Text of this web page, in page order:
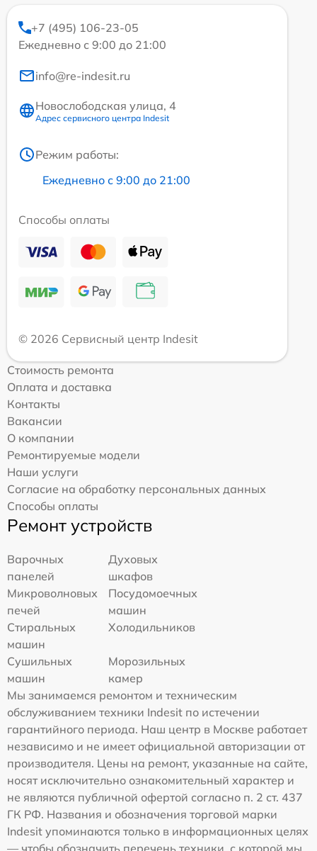
+7 (495) 106-23-05
Ежедневно с 9:00 до 21:00
info@re-indesit.ru
Новослободская улица, 4
Адрес сервисного центра Indesit
Режим работы:
Ежедневно с 9:00 до 21:00
Способы оплаты
© 2026 Сервисный центр Indesit
Стоимость ремонта
Оплата и доставка
Контакты
Вакансии
О компании
Ремонтируемые модели
Наши услуги
Согласие на обработку персональных данных
Способы оплаты
Ремонт устройств
Варочных
панелей
Духовых
шкафов
Микроволновых
печей
Посудомоечных
машин
Стиральных
машин
Холодильников
Сушильных
машин
Морозильных
камер
Мы занимаемся ремонтом и техническим
обслуживанием техники Indesit по истечении
гарантийного периода. Наш центр в Москве работает
независимо и не имеет официальной авторизации от
производителя. Цены на ремонт, указанные на сайте,
носят исключительно ознакомительный характер и
не являются публичной офертой согласно п. 2 ст. 437
ГК РФ. Названия и обозначения торговой марки
Indesit упоминаются только в информационных целях
— чтобы обозначить перечень техники, с которой мы